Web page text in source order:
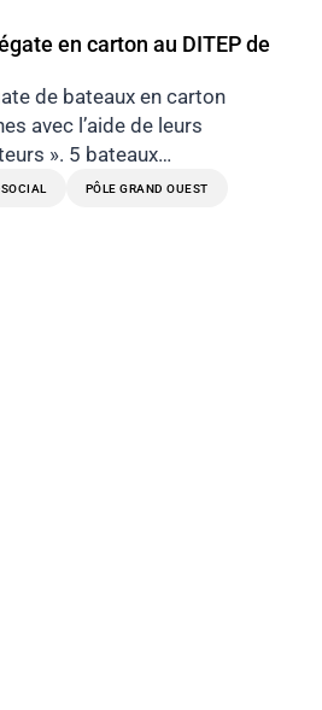
en carton au DITEP de
de bateaux en carton
avec l’aide de leurs
». 5 bateaux…
PÔLE GRAND OUEST